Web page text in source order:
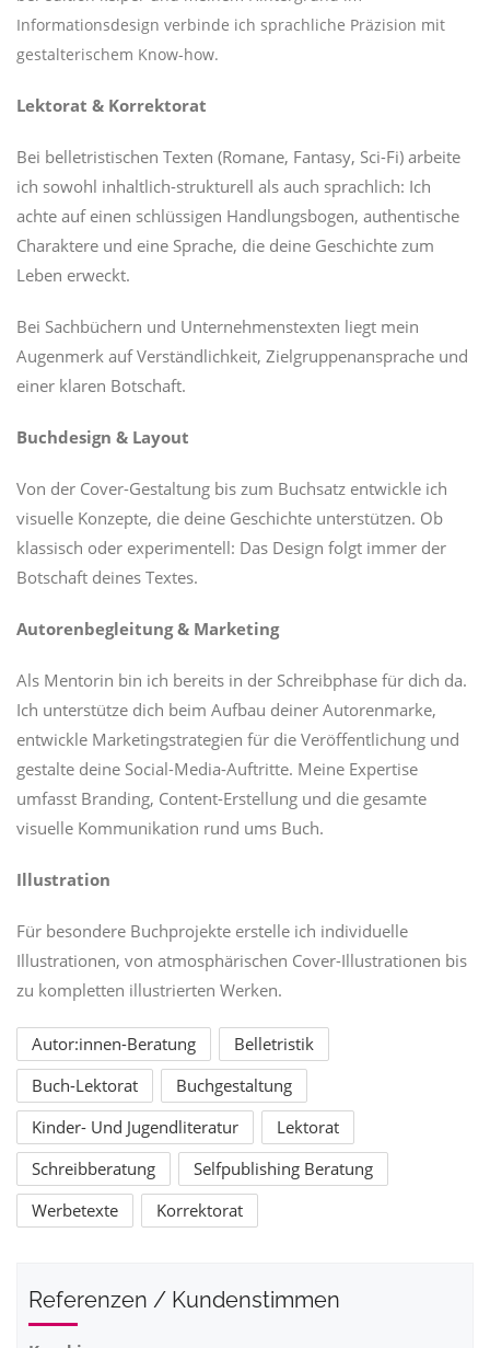
Informationsdesign verbinde ich sprachliche Präzision mit
gestalterischem Know-how.
Lektorat & Korrektorat
Bei belletristischen Texten (Romane, Fantasy, Sci-Fi) arbeite
ich sowohl inhaltlich-strukturell als auch sprachlich: Ich
achte auf einen schlüssigen Handlungsbogen, authentische
Charaktere und eine Sprache, die deine Geschichte zum
Leben erweckt.
Bei Sachbüchern und Unternehmenstexten liegt mein
Augenmerk auf Verständlichkeit, Zielgruppenansprache und
einer klaren Botschaft.
Buchdesign & Layout
Von der Cover-Gestaltung bis zum Buchsatz entwickle ich
visuelle Konzepte, die deine Geschichte unterstützen. Ob
klassisch oder experimentell: Das Design folgt immer der
Botschaft deines Textes.
Autorenbegleitung & Marketing
Als Mentorin bin ich bereits in der Schreibphase für dich da.
Ich unterstütze dich beim Aufbau deiner Autorenmarke,
entwickle Marketingstrategien für die Veröffentlichung und
gestalte deine Social-Media-Auftritte. Meine Expertise
umfasst Branding, Content-Erstellung und die gesamte
visuelle Kommunikation rund ums Buch.
Illustration
Für besondere Buchprojekte erstelle ich individuelle
Illustrationen, von atmosphärischen Cover-Illustrationen bis
zu kompletten illustrierten Werken.
Autor:innen-Beratung
Belletristik
Buch-Lektorat
Buchgestaltung
Kinder- Und Jugendliteratur
Lektorat
Schreibberatung
Selfpublishing Beratung
Werbetexte
Korrektorat
Referenzen / Kundenstimmen